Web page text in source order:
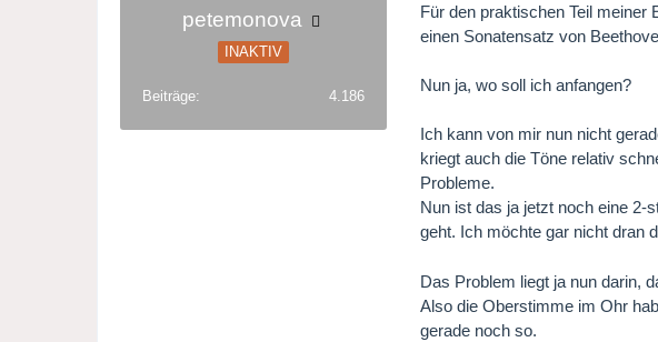
petemonova
INAKTIV
Beiträge 4.186
Für den praktischen Teil
einen Sonatensatz von
Nun ja, wo soll ich anfangen?
Ich kann von mir nun nicht
kriegt auch die Töne relativ
Probleme.
Nun ist das ja jetzt noch eine 2-
geht. Ich möchte gar nicht dran
Das Problem liegt ja nun darin,
Also die Oberstimme im Ohr
gerade noch so.